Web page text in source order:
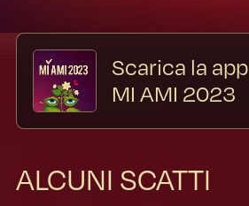
Scarica la app
MI AMI 2023
ALCUNI SCATTI